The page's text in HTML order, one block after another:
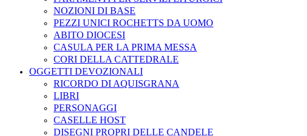
NOZIONI DI BASE
PEZZI UNICI ROCHETTS DA UOMO
ABITO DIOCESI
CASULA PER LA PRIMA MESSA
CORI DELLA CATTEDRALE
OGGETTI DEVOZIONALI
RICORDO DI AQUISGRANA
LIBRI
PERSONAGGI
CASELLE HOST
DISEGNI PROPRI DELLE CANDELE